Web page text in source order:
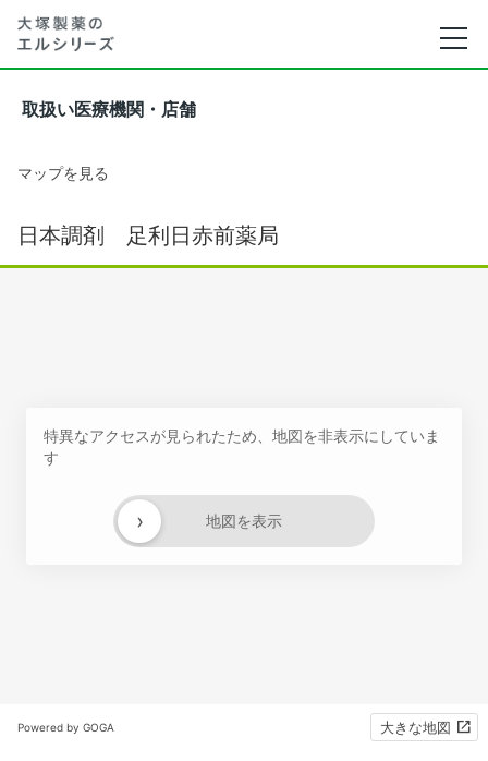
取扱い医療機関・店舗
マップを見る
日本調剤 足利日赤前薬局
特異なアクセスが見られたため、地図を非表示にしていま
す
地図を表示
›
Powered by GOGA 大きな地図